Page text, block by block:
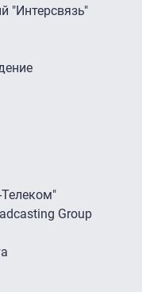
"Интерсвязь"
Group